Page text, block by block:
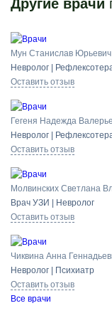
Другие врачи
Мун Станислав Юрьевич
Невролог |
Оставить отзыв
Гегеня Надежда
Невролог |
Оставить отзыв
Молвинских Светлана
Врач УЗИ | Невролог
Оставить отзыв
Чиквина Анна
Невролог | Психиатр
Оставить отзыв
Все врачи